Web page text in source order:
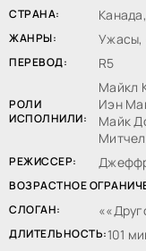
СТРАНА:
ЖАНРЫ: Ужасы,
ПЕРЕВОД: R5
РОЛИ
ИСПОЛНИЛИ:
Майкл
Иэн
Майк
РЕЖИССЕР:
ВОЗРАСТНОЕ
СЛОГАН:
ДЛИТЕЛЬНОСТЬ:101